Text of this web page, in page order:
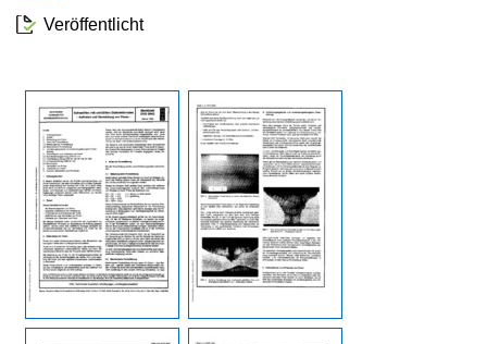
Veröffentlicht